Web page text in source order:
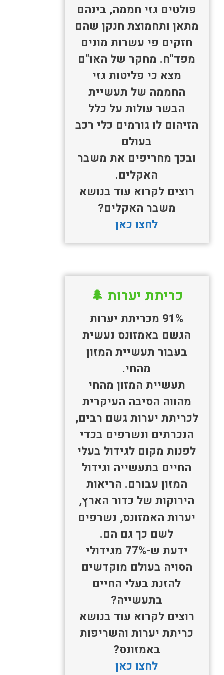
פולטים גזי חממה, בינהם
מתאן ותחמוצת חנקן שהם
חזקים פי עשרות מונים
מפד"ח. מחקר של האו"ם
מצא כי פליטות גזי
החממה של תעשיית
הבשר עולות על כלל
הזיהום לו גורמים כלי רכב
בעולם
ובכך מחריפים את משבר
האקלים.
רוצים לקרוא עוד בנושא
משבר האקלים?
לחצו כאן
91% מכריתת יערות
הגשם באמזונס נעשית
בעבור תעשיית המזון
מהחי.
תעשיית המזון מהחי
מהווה הסיבה העיקרית
לכריתת יערות גשם רבים,
הנכרתים ונשרפים בכדי
לפנות מקום לגידול בעלי
החיים בתעשייה וגידול
המזון עבורם. הריאות
הירוקות של כדור הארץ,
יערות האמזונס, נשרפים
לשם כך גם הם.
ידעת ש-77% מגידולי
הסויה בעולם מוקדשים
להזנת בעלי החיים
בתעשייה?
רוצים לקרוא עוד בנושא
כריתת יערות והשריפות
באמזונס?
לחצו כאן
כריתת יערות 🌲